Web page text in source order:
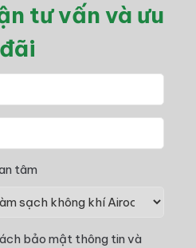
tư vấn và ưu
đãi
tâm
bảo mật thông tin và